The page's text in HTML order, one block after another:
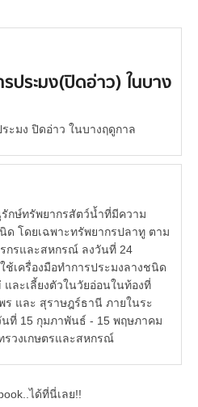
ประมง(ปิดอ่าว) ในบาง
ะมง ปิดอ่าว ในบางฤดูกาล
กษ์ทรัพยากรสัตว์น้ำที่มีความ
ด โดยเฉพาะทรัพยากรปลาทู ตาม
กรและสหกรณ์ ลงวันที่ 24
เครื่องมือทำการประมงลางชนิด
ละเลี้ยงตัวในวัยอ่อนในท้องที่
และ สุราษฎร์ธานี ภายในระ
นที่ 15 กุมภาพันธ์ - 15 พฤษภาคม
รวงเกษตรและสหกรณ์
ได้ที่นี่เลย!!